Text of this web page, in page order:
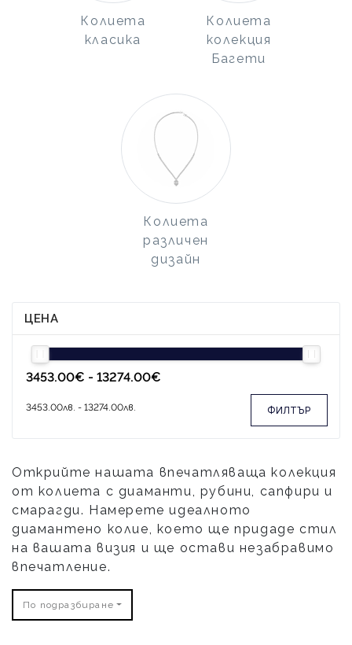
Колиета
класика
Колиета
колекция
Багети
Колиета
различен
дизайн
ЦЕНА
ФИЛТЪР
Открийте нашата впечатляваща колекция
от колиета с диаманти, рубини, сапфири и
смарагди. Намерете идеалното
диамантено колие, което ще придаде стил
на вашата визия и ще остави незабравимо
впечатление.
По подразбиране